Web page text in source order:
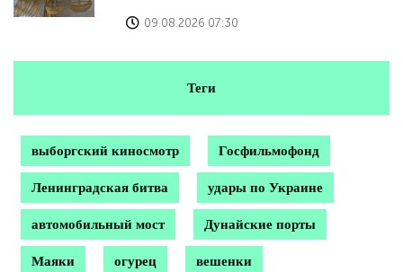
09.08.2026 07:30
Теги
выборгский киносмотр Госфильмофонд
Ленинградская битва удары по Украине
автомобильный мост Дунайские порты
Маяки огурец вешенки